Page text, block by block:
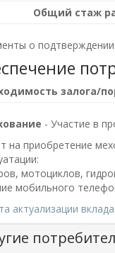
Общий стаж
о
- Участие в
на приобретение
мотоциклов,
мобильного
актуализации